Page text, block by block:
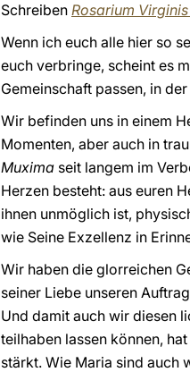
Schreiben Rosarium
Wenn ich euch alle hier so
euch verbringe, scheint es
Gemeinschaft passen, in
Wir befinden uns in einem
Momenten, aber auch in
Muxima seit langem im
Herzen besteht: aus euren
ihnen unmöglich ist,
wie Seine Exzellenz in
Wir haben die glorreichen
seiner Liebe unseren
Und damit auch wir diesen
teilhaben lassen können,
stärkt. Wie Maria sind auch